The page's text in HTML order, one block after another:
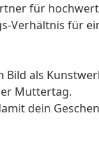
für
Verhältnis für
als
Muttertag.
dein